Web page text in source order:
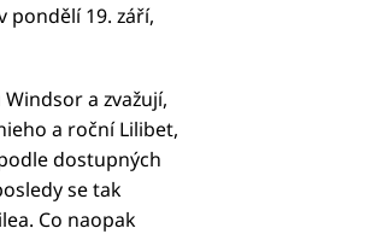
19. září,
a zvažují,
a roční Lilibet,
dostupných
se tak
Co naopak